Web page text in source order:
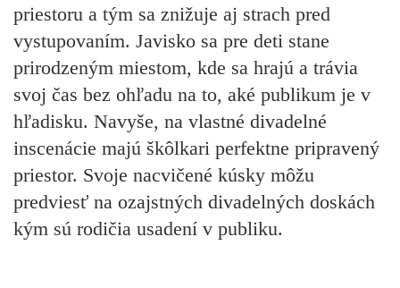
priestoru a tým sa znižuje aj strach pred
vystupovaním. Javisko sa pre deti stane
prirodzeným miestom, kde sa hrajú a trávia
svoj čas bez ohľadu na to, aké publikum je v
hľadisku. Navyše, na vlastné divadelné
inscenácie majú škôlkari perfektne pripravený
priestor. Svoje nacvičené kúsky môžu
predviesť na ozajstných divadelných doskách
kým sú rodičia usadení v publiku.